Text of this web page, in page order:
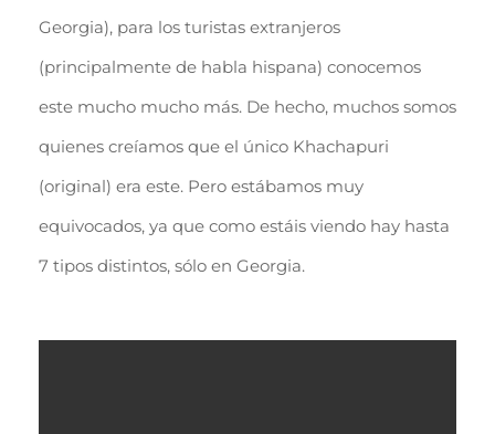
Georgia), para los turistas extranjeros
(principalmente de habla hispana) conocemos
este mucho mucho más. De hecho, muchos somos
quienes creíamos que el único Khachapuri
(original) era este. Pero estábamos muy
equivocados, ya que como estáis viendo hay hasta
7 tipos distintos, sólo en Georgia.